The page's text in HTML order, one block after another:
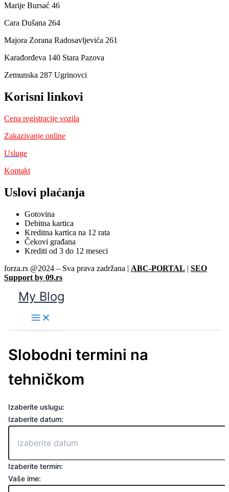
Marije Bursać 46
Cara Dušana 264
Majora Zorana Radosavljevića 261
Karađorđeva 140 Stara Pazova
Zemunska 287 Ugrinovci
Korisni linkovi
Cena registracije vozila
Zakazivanje online
Usluge
Kontakt
Uslovi plaćanja
Gotovina
Debitna kartica
Kreditna kartica na 12 rata
Čekovi građana
Krediti od 3 do 12 meseci
forza.rs @2024 – Sva prava zadržana | ABC-PORTAL | SEO
Support by 09.rs